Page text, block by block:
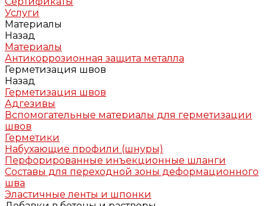
Услуги
Материалы
Назад
Материалы
Антикоррозионная защита металла
Герметизация швов
Назад
Герметизация швов
Адгезивы
Вспомогательные материалы для герметизации
швов
Герметики
Набухающие профили (шнуры)
Перфорированные инъекционные шланги
Составы для переходной зоны деформационного
шва
Эластичные ленты и шпонки